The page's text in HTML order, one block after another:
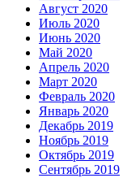
Август 2020
Июль 2020
Июнь 2020
Май 2020
Апрель 2020
Март 2020
Февраль 2020
Январь 2020
Декабрь 2019
Ноябрь 2019
Октябрь 2019
Сентябрь 2019